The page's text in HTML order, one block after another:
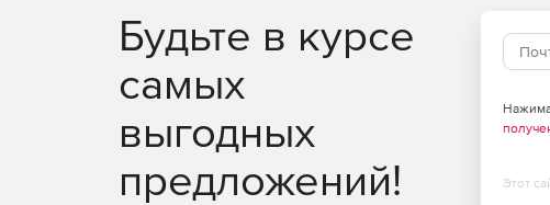
Выборочная передача паролей администраторам
Безопасное управление паролями
Будьте в курсе
самых
выгодных
предложений!
Этот